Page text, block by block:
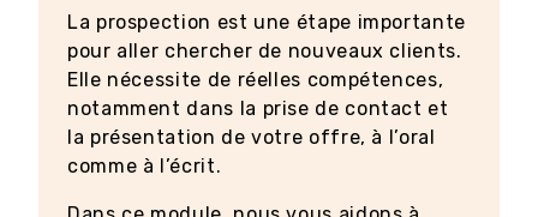
La prospection est une étape importante
pour aller chercher de nouveaux clients.
Elle nécessite de réelles compétences,
notamment dans la prise de contact et
la présentation de votre offre, à l’oral
comme à l’écrit.